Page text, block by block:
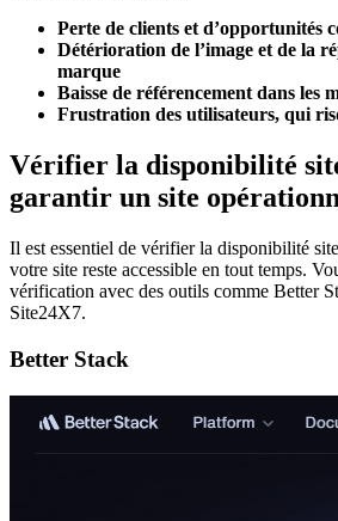
Perte de clients et d’opportunités
Détérioration de l’image et de la
marque
Baisse de référencement dans les
Frustration des utilisateurs, qui
Vérifier la disponibilité
garantir un site
Il est essentiel de vérifier la disponibilité
votre site reste accessible en tout temps.
vérification avec des outils comme Better
Site24X7.
Better Stack